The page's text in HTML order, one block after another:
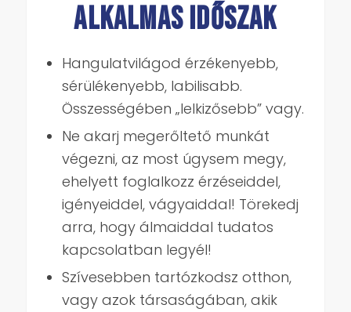
ALKALMAS IDŐSZAK
Hangulatvilágod érzékenyebb,
sérülékenyebb, labilisabb.
Összességében „lelkizősebb” vagy.
Ne akarj megerőltető munkát
végezni, az most úgysem megy,
ehelyett foglalkozz érzéseiddel,
igényeiddel, vágyaiddal! Törekedj
arra, hogy álmaiddal tudatos
kapcsolatban legyél!
Szívesebben tartózkodsz otthon,
vagy azok társaságában, akik